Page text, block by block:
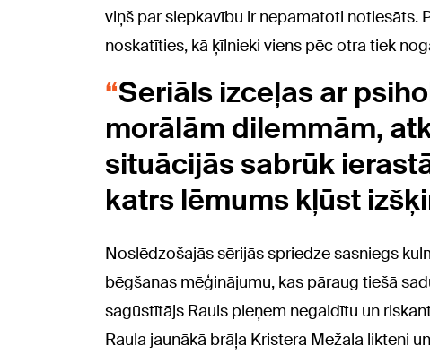
viņš par slepkavību ir nepamatoti notiesāts.
noskatīties, kā ķīlnieki viens pēc otra tiek
Seriāls izceļas ar
morālām dilemmām,
situācijās sabrūk
katrs lēmums kļūst
Noslēdzošajās sērijās spriedze sasniegs
bēgšanas mēģinājumu, kas pāraug tiešā
sagūstītājs Rauls pieņem negaidītu un
Raula jaunākā brāļa Kristera Mežala likteni